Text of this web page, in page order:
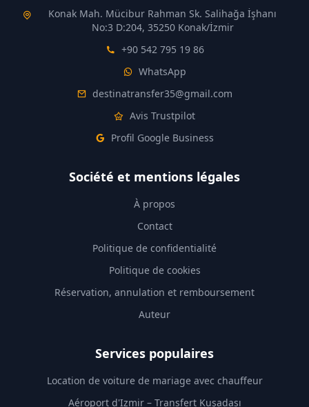
Konak Mah. Mücibur Rahman Sk. Salihağa İşhanı
No:3 D:204, 35250 Konak/İzmir
+90 542 795 19 86
WhatsApp
destinatransfer35@gmail.com
Avis Trustpilot
Profil Google Business
Société et mentions légales
À propos
Contact
Politique de confidentialité
Politique de cookies
Réservation, annulation et remboursement
Auteur
Services populaires
Location de voiture de mariage avec chauffeur
Aéroport d'Izmir – Transfert Kuşadası